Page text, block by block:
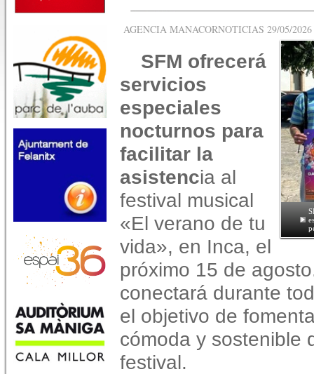
AGENCIA MANACORNOTICIAS 29/05/
SFM ofrecerá
servicios
especiales
nocturnos para
facilitar la
asistencia al
festival musical
«El verano de tu
vida», en Inca, el
próximo 15 de
conectará durante
el objetivo de
cómoda y sostenible
festival.